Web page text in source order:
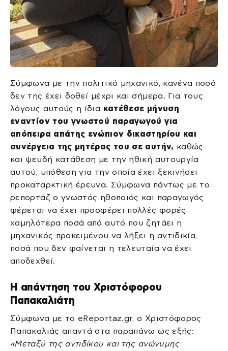
Σύμφωνα με την πολιτικό μηχανικό, κανένα ποσό
δεν της έχει δοθεί μέχρι και σήμερα. Για τους
λόγους αυτούς η ίδια κατέθεσε μήνυση
εναντίον του γνωστού παραγωγού για
απόπειρα απάτης ενώπιον δικαστηρίου και
συνέργεια της μητέρας του σε αυτήν, καθώς
και ψευδή κατάθεση με την ηθική αυτουργία
αυτού, υπόθεση για την οποία έχει ξεκινήσει
προκαταρκτική έρευνα. Σύμφωνα πάντως με το
ρεπορτάζ ο γνωστός ηθοποιός και παραγωγός
φέρεται να έχει προσφέρει πολλές φορές
χαμηλότερα ποσά από αυτό που ζητάει η
μηχανικός προκειμένου να λήξει η αντιδικία,
ποσά που δεν φαίνεται η τελευταία να έχει
αποδεχθεί.
Η απάντηση του Χριστόφορου
Παπακαλιάτη
Σύμφωνα με το eReportaz.gr, ο Χριστόφορος
Παπακαλιάς απαντά στα παραπάνω ως εξής:
«Μεταξύ της αντιδίκου και της ανώνυμης